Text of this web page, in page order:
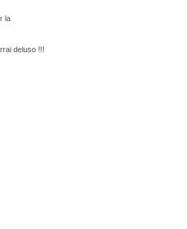
la
deluso !!!